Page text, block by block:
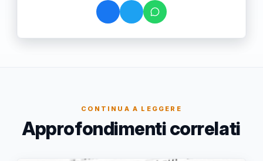
CONTINUA A LEGGERE
Approfondimenti correlati